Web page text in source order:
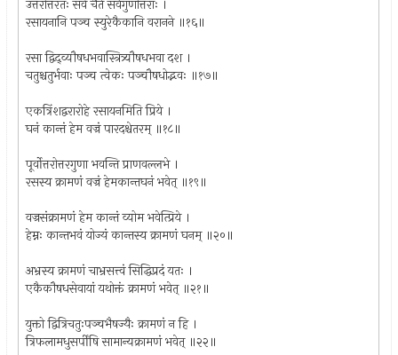
उत्तरोत्तरतः सर्वे चैते सर्वगुणोत्तराः ।
रसायनानि पञ्च स्युरेकैकानि वरानने ॥१६॥
रसा द्विद्व्यौषधभवास्त्रित्र्यौषधभवा दश ।
चतुश्चतुर्भवाः पञ्च त्वेकः पञ्चौषधोद्भवः ॥१७॥
एकत्रिंशद्वरारोहे रसायनमिति प्रिये ।
घनं कान्तं हेम वज्रं पारदश्चेतरम् ॥१८॥
पूर्वोत्तरोत्तरगुणा भवन्ति प्राणवल्लभे ।
रसस्य क्रामणं वज्रं हेमकान्तघनं भवेत् ॥१९॥
वज्रसंक्रामणं हेम कान्तं व्योम भवेत्प्रिये ।
हेम्नः कान्तभवं योज्यं कान्तस्य क्रामणं घनम् ॥२०॥
अभ्रस्य क्रामणं चाभ्रसत्त्वं सिद्धिप्रदं यतः ।
एकैकौषधसेवायां यथोक्तं क्रामणं भवेत् ॥२१॥
युक्तो द्वित्रिचतुःपञ्चभैषज्यैः क्रामणं न हि ।
त्रिफलामधुसर्पींषि सामान्यक्रामणं भवेत् ॥२२॥